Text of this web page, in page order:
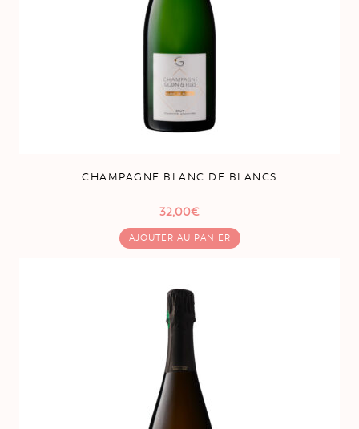
CHAMPAGNE BLANC DE BLANCS
32,00€
AJOUTER AU PANIER